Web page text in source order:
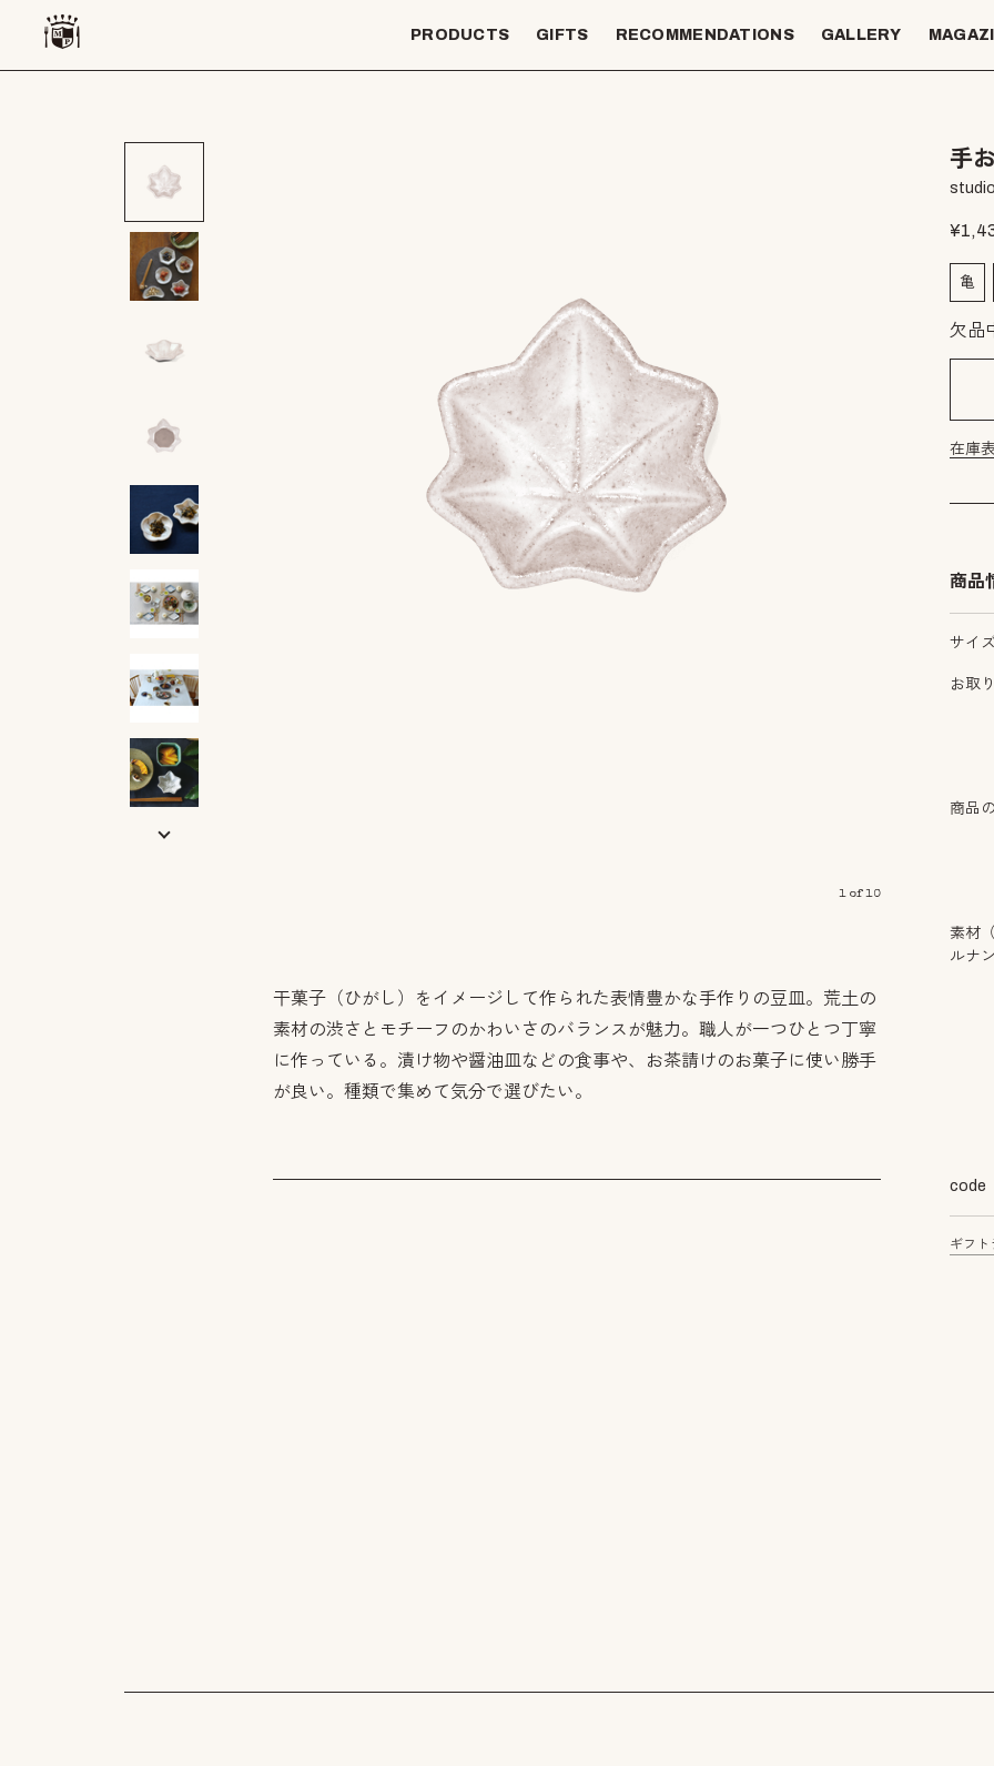
PRODUCTS GIFTS RECOMMENDATIONS GALLERY
1of10
手
¥
亀
欠品
在庫
商品
サイ
お取
商品
素材
ルナ
code
ギフト
干菓子（ひがし）をイメージして作られた表情豊かな手作りの豆皿。荒土の
素材の渋さとモチーフのかわいさのバランスが魅力。職人が一つひとつ丁寧
に作っている。漬け物や醤油皿などの食事や、お茶請けのお菓子に使い勝手
が良い。種類で集めて気分で選びたい。